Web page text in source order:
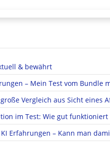
& bewährt
– Mein Test vom Bundle
Vergleich aus Sicht eines
im Test: Wie gut
Erfahrungen – Kann man